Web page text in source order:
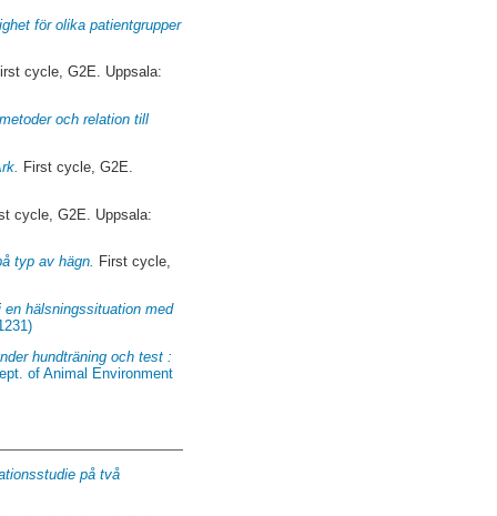
för olika patientgrupper
cycle, G2E. Uppsala:
och relation till
First cycle, G2E.
cycle, G2E. Uppsala:
typ av hägn. First cycle,
en hälsningssituation med
hundträning och test :
of Animal Environment
på två